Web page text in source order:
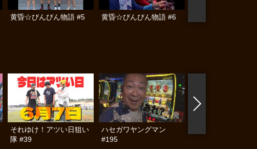
黄昏☆びんびん物語 #5 黄昏☆びんびん物語 #6
それゆけ！アツい日狙い
隊 #39
ハセガワヤングマン
#195